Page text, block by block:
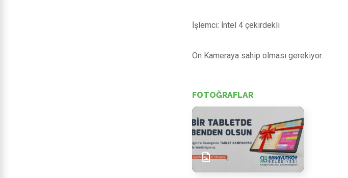
İşlemci: İntel 4 çekirdekli
Ön Kameraya sahip olması gerekiyor.
FOTOĞRAFLAR